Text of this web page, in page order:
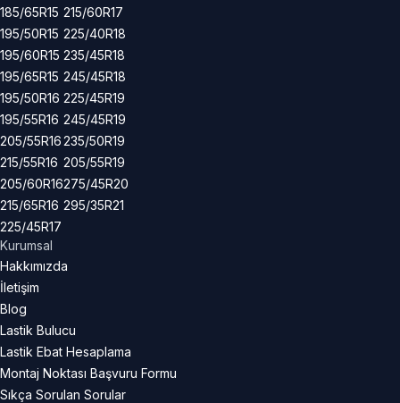
185/65R15
195/50R15
195/60R15
195/65R15
195/50R16
195/55R16
205/55R16
215/55R16
205/60R16
215/65R16
225/45R17
215/60R17
225/40R18
235/45R18
245/45R18
225/45R19
245/45R19
235/50R19
205/55R19
275/45R20
295/35R21
Kurumsal
Hakkımızda
İletişim
Blog
Lastik Bulucu
Lastik Ebat Hesaplama
Montaj Noktası Başvuru Formu
Sıkça Sorulan Sorular